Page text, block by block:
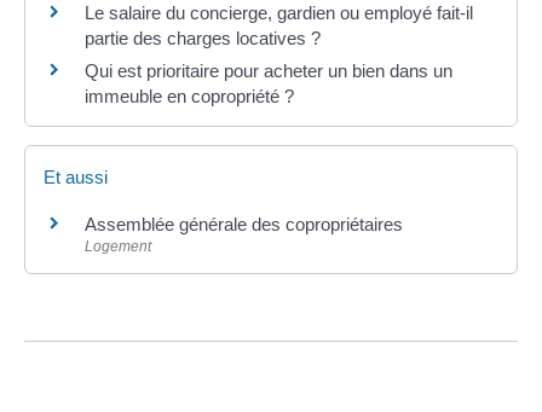
Le salaire du concierge, gardien ou employé fait-il
partie des charges locatives ?
Qui est prioritaire pour acheter un bien dans un
immeuble en copropriété ?
Et aussi
Assemblée générale des copropriétaires
Logement